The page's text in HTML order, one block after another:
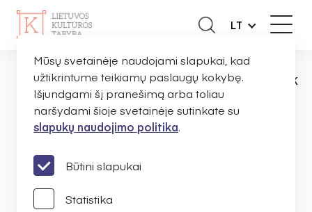
LT
PAGRINDINISNAUJIENOS PRANEŠIMAI
Dalyvaukite LKT
diskusijoje: Savivaldybių
kultūros indeksas 2022 m.
Mūsų svetainėje naudojami slapukai, kad
užtikrintume teikiamų paslaugų kokybę.
Išjundgami šį pranešimą arba toliau
naršydami šioje svetainėje sutinkate su
slapukų naudojimo politika.
Būtini slapukai
Statistika